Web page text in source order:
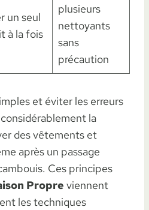
un seul
à la fois
plusieurs
nettoyants
sans
précaution
et éviter les erreurs
la
des vêtements et
après un passage
Ces principes
Propre viennent
les techniques